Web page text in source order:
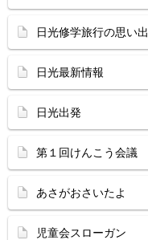
日光修学旅行の思い出
日光最新情報
日光出発
第１回けんこう会議
あさがおさいたよ
児童会スローガン